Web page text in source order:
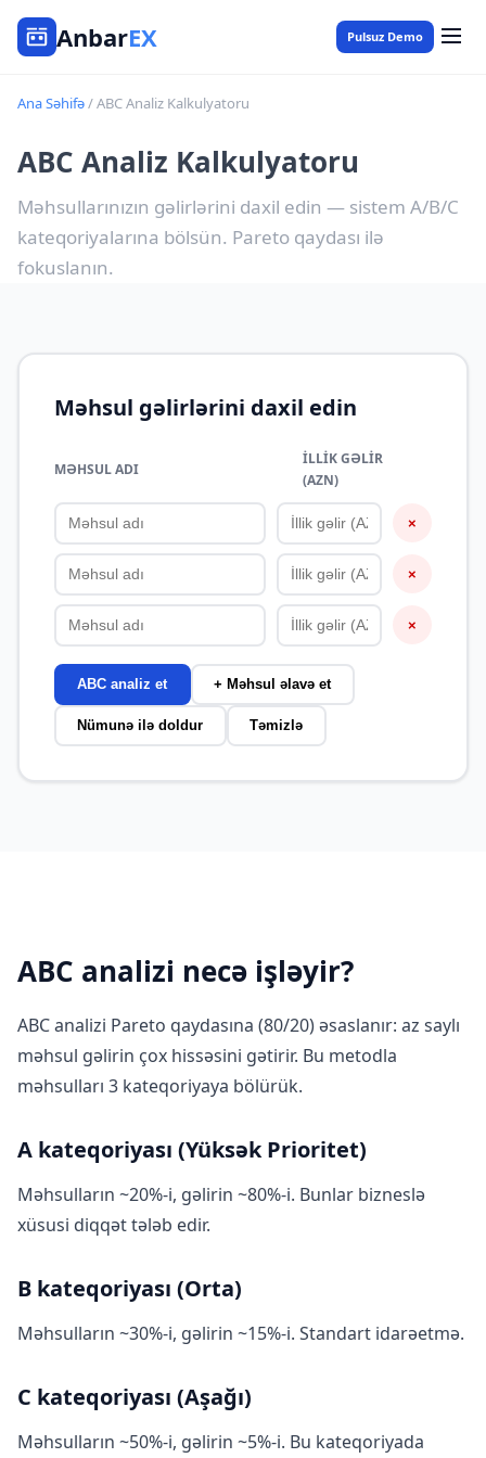
AnbarEX Pulsuz Demo
Ana Səhifə/ ABC Analiz Kalkulyatoru
ABC Analiz Kalkulyatoru
Məhsullarınızın gəlirlərini daxil edin — sistem A/B/C
kateqoriyalarına bölsün. Pareto qaydası ilə
fokuslanın.
Məhsul gəlirlərini daxil edin
MƏHSUL ADI
İLLIK GƏLIR
(AZN)
×
×
×
ABC analiz et + Məhsul əlavə et
Nümunə ilə doldur Təmizlə
ABC analizi necə işləyir?
ABC analizi Pareto qaydasına (80/20) əsaslanır: az saylı
məhsul gəlirin çox hissəsini gətirir. Bu metodla
məhsulları 3 kateqoriyaya bölürük.
A kateqoriyası (Yüksək Prioritet)
Məhsulların ~20%-i, gəlirin ~80%-i. Bunlar bizneslə
xüsusi diqqət tələb edir.
B kateqoriyası (Orta)
Məhsulların ~30%-i, gəlirin ~15%-i. Standart idarəetmə.
C kateqoriyası (Aşağı)
Məhsulların ~50%-i, gəlirin ~5%-i. Bu kateqoriyada